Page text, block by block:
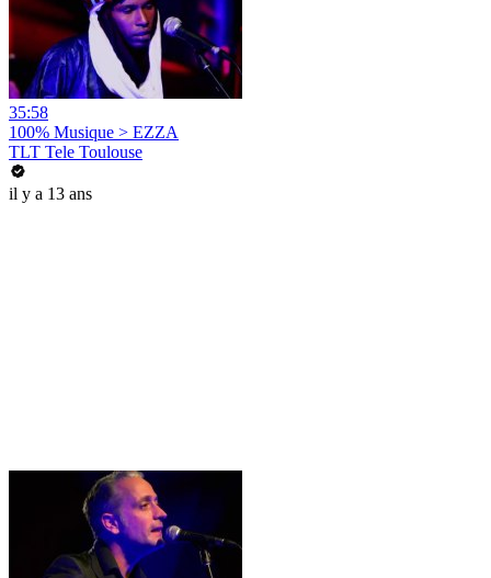
35:58
100% Musique > EZZA
TLT Tele Toulouse
il y a 13 ans